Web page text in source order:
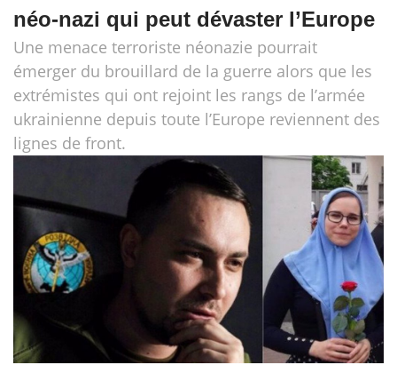
néo-nazi qui peut dévaster l’Europe
Une menace terroriste néonazie pourrait
émerger du brouillard de la guerre alors que les
extrémistes qui ont rejoint les rangs de l’armée
ukrainienne depuis toute l’Europe reviennent des
lignes de front.